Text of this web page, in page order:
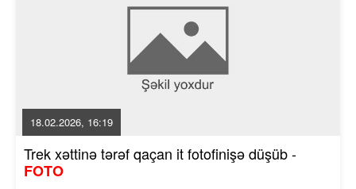
18.02.2026, 16:19
Trek xəttinə tərəf qaçan it fotofinişə düşüb -
FOTO